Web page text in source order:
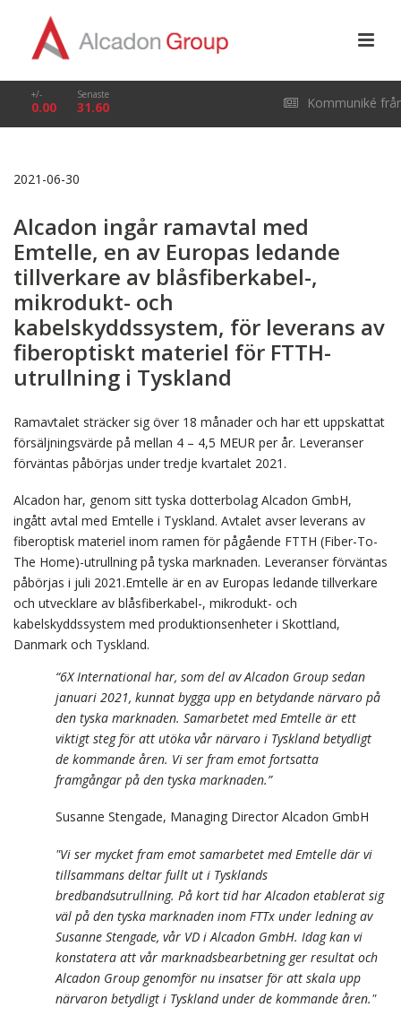
+/-
0.00
Senaste
31.60 Kommuniké
29 april 2026
2021-06-30
Alcadon ingår ramavtal med
Emtelle, en av Europas ledande
tillverkare av blåsfiberkabel-,
mikrodukt- och
kabelskyddssystem, för leverans av
fiberoptiskt materiel för FTTH-
utrullning i Tyskland
Ramavtalet sträcker sig över 18 månader och har ett uppskattat
försäljningsvärde på mellan 4 – 4,5 MEUR per år. Leveranser
förväntas påbörjas under tredje kvartalet 2021.
Alcadon har, genom sitt tyska dotterbolag Alcadon GmbH,
ingått avtal med Emtelle i Tyskland. Avtalet avser leverans av
fiberoptisk materiel inom ramen för pågående FTTH (Fiber-To-
The ­Home)-utrullning på tyska marknaden. Leveranser förväntas
påbörjas i juli 2021.Emtelle är en av Europas ledande tillverkare
och utvecklare av blåsfiberkabel-, mikrodukt- och
kabelskyddssystem med produktionsenheter i Skottland,
Danmark och Tyskland.
“6X International har, som del av Alcadon Group sedan
januari 2021, kunnat bygga upp en betydande närvaro på
den tyska marknaden. Samarbetet med Emtelle är ett
viktigt steg för att utöka vår närvaro i Tyskland betydligt
de kommande åren. Vi ser fram emot fortsatta
framgångar på den tyska marknaden.”
Susanne Stengade, Managing Director Alcadon GmbH
"Vi ser mycket fram emot samarbetet med Emtelle där vi
tillsammans deltar fullt ut i Tysklands
bredbandsutrullning. På kort tid har Alcadon etablerat sig
väl på den tyska marknaden inom FTTx under ledning av
Susanne Stengade, vår VD i Alcadon GmbH. Idag kan vi
konstatera att vår marknadsbearbetning ger resultat och
Alcadon Group genomför nu insatser för att skala upp
närvaron betydligt i Tyskland under de kommande åren."